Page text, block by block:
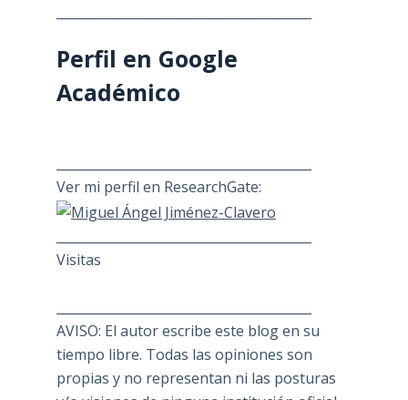
Perfil en Google
Académico
Ver mi perfil en ResearchGate:
Visitas
AVISO: El autor escribe este blog en su
tiempo libre. Todas las opiniones son
propias y no representan ni las posturas